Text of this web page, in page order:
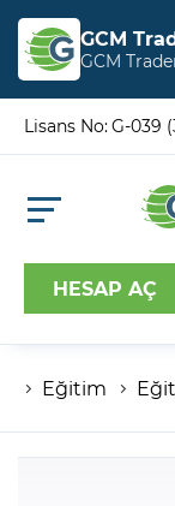
GCM
GCM
Lisans No: G-039
HESAP AÇ
Hesap
Şifreniz
Eğitim